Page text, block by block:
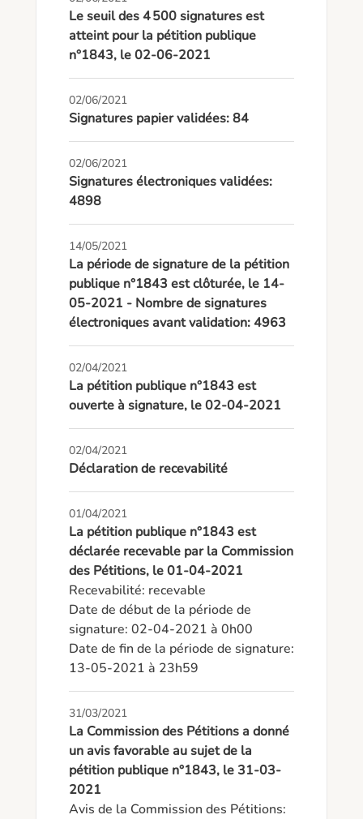
Le seuil des 4 500 signatures est
atteint pour la pétition publique
n°1843, le 02-06-2021
02/06/2021
Signatures papier validées: 84
02/06/2021
Signatures électroniques validées:
4898
14/05/2021
La période de signature de la pétition
publique n°1843 est clôturée, le 14-
05-2021 - Nombre de signatures
électroniques avant validation: 4963
02/04/2021
La pétition publique n°1843 est
ouverte à signature, le 02-04-2021
02/04/2021
Déclaration de recevabilité
01/04/2021
La pétition publique n°1843 est
déclarée recevable par la Commission
des Pétitions, le 01-04-2021
Recevabilité: recevable
Date de début de la période de
signature: 02-04-2021 à 0h00
Date de fin de la période de signature:
13-05-2021 à 23h59
31/03/2021
La Commission des Pétitions a donné
un avis favorable au sujet de la
pétition publique n°1843, le 31-03-
2021
Avis de la Commission des Pétitions: